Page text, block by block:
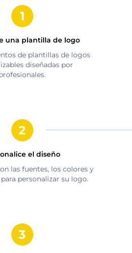
una plantilla de logo
de plantillas de logos
diseñadas por
el diseño
las fuentes, los colores y
personalizar su logo.